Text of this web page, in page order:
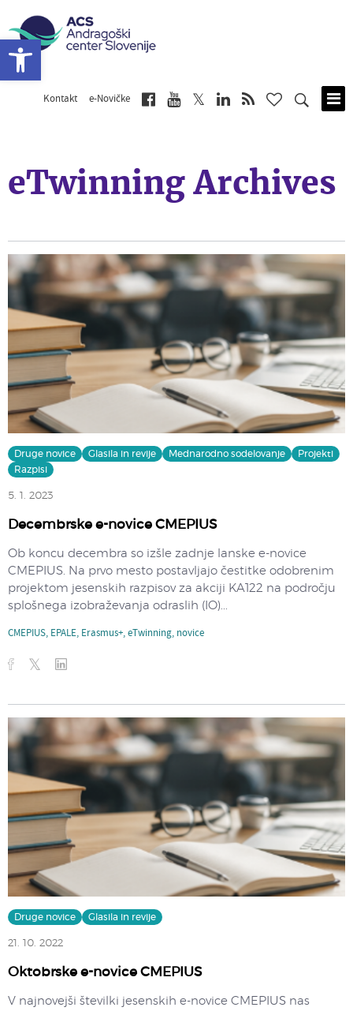
Kontakt e-Novičke
eTwinning Archives
Druge novice Glasila in revije Mednarodno sodelovanje
Projekti
Razpisi
5. 1. 2023
Decembrske e-novice CMEPIUS
Ob koncu decembra so izšle zadnje lanske e-novice
CMEPIUS. Na prvo mesto postavljajo čestitke odobrenim
projektom jesenskih razpisov za akciji KA122 na področju
splošnega izobraževanja odraslih (IO)...
CMEPIUS, EPALE, Erasmus+,eTwinning, novice
Druge novice Glasila in revije
21. 10. 2022
Oktobrske e-novice CMEPIUS
V najnovejši številki jesenskih e-novice CMEPIUS nas
Open toolbar